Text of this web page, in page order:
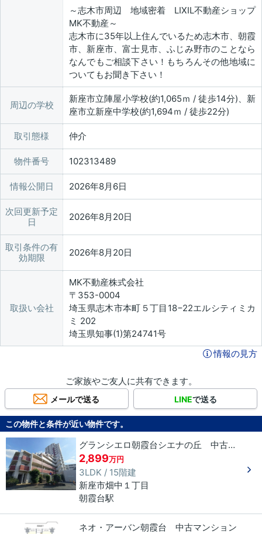
～志木市周辺 地域密着 LIXIL不動産ショップ
MK不動産～
志木市に35年以上住んでいるため志木市、朝霞
市、新座市、富士見市、ふじみ野市のことなら
なんでもご相談下さい！もちろんその他地域に
ついてもお聞き下さい！
周辺の学校
新座市立陣屋小学校(約1,065ｍ / 徒歩14分)、新
座市立新座中学校(約1,694ｍ / 徒歩22分)
取引態様 仲介
物件番号 102313489
情報公開日 2026年8月6日
次回更新予定
日
2026年8月20日
取引条件の有
効期限
2026年8月20日
取扱い会社
MK不動産株式会社
〒353-0004
埼玉県志木市本町５丁目18−22エルシティミカ
ミ 202
埼玉県知事(1)第24741号
情報の見方
ご家族やご友人に共有できます。
メールで送る LINEで送る
この物件と条件が近い物件です。
グランシエロ朝霞台シエナの丘 中古マンション
2,899万円
3LDK / 15階建
新座市畑中 １丁目
朝霞台駅
ネオ・アーバン朝霞台 中古マンション